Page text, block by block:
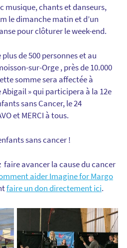
musique, chants et danseurs,
le dimanche matin et d’un
pour clôturer le week-end.
de 500 personnes et au
sur-Orge , près de 10.000
somme sera affectée à
Abigail » qui participera à la 12e
sans Cancer, le 24
et MERCI à tous.
sans cancer !
faire avancer la cause du cancer
aider Imagine for Margo
faire un don directement ici.